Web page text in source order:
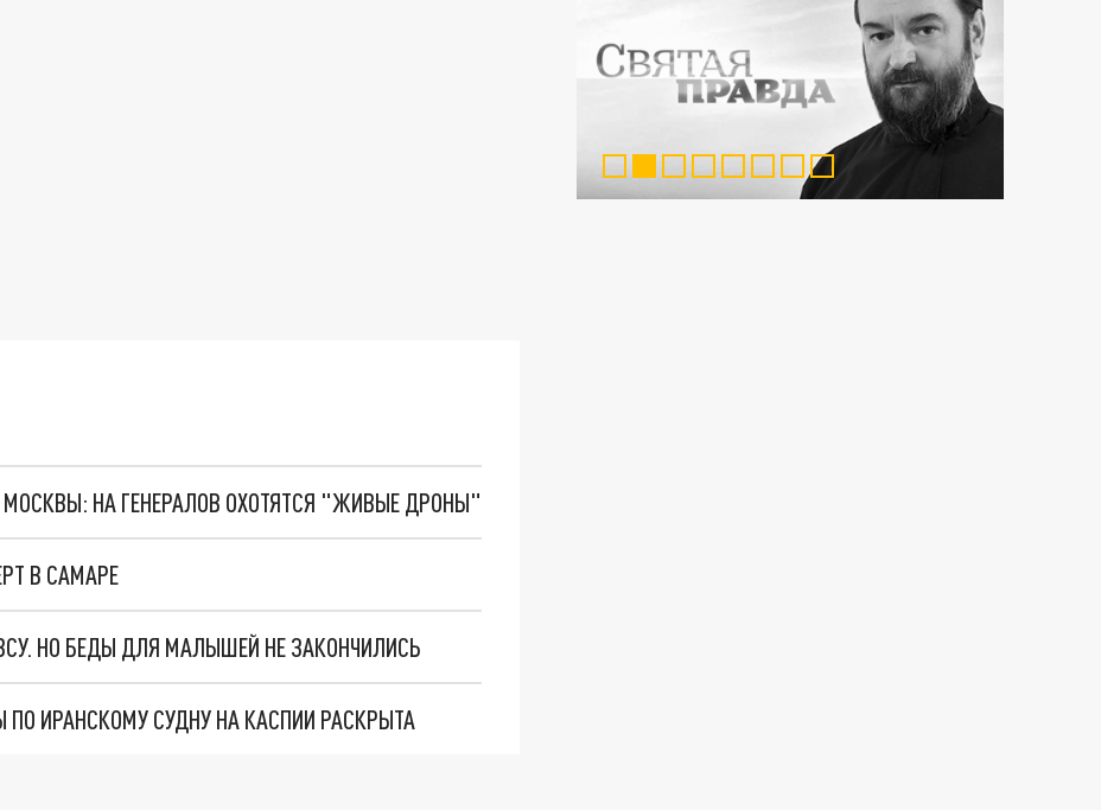
НА ГЕНЕРАЛОВ ОХОТЯТСЯ "ЖИВЫЕ ДРОНЫ"
В САМАРЕ
НО БЕДЫ ДЛЯ МАЛЫШЕЙ НЕ ЗАКОНЧИЛИСЬ
ПО ИРАНСКОМУ СУДНУ НА КАСПИИ РАСКРЫТА